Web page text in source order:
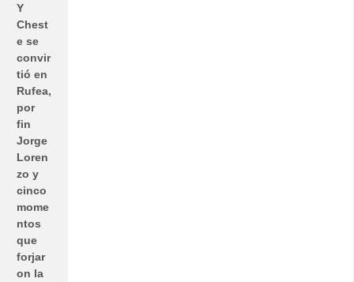
Y
Chest
e se
convir
tió en
Rufea,
por
fin
Jorge
Loren
zo y
cinco
mome
ntos
que
forjar
on la